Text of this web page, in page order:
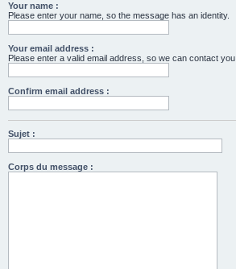
Your name :
Please enter your name, so the message has an identity.
Your email address :
Please enter a valid email address, so we can contact you.
Confirm email address :
Sujet :
Corps du message :